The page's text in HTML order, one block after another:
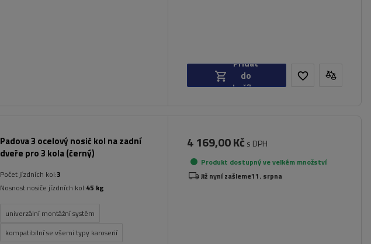
Přidat
do
košíku
Padova 3 ocelový nosič kol na zadní
dveře pro 3 kola (černý)
Počet jízdních kol:3
Nosnost nosiče jízdních kol:45 kg
univerzální montážní systém
kompatibilní se všemi typy karoserií
4 169,00 Kč s DPH
Produkt dostupný ve velkém množství
Již nyní zašleme11. srpna